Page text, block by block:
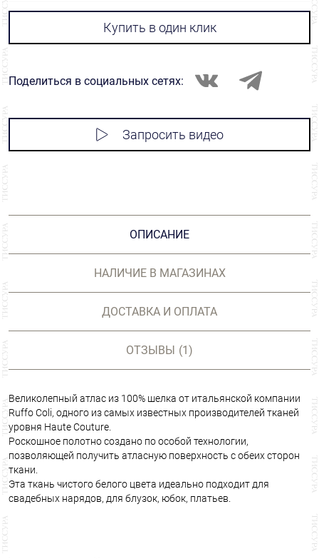
Купить в один клик
Поделиться в социальных сетях:
Запросить видео
ОПИСАНИЕ
НАЛИЧИЕ В МАГАЗИНАХ
ДОСТАВКА И ОПЛАТА
ОТЗЫВЫ (1)
Великолепный атлас из 100% шелка от итальянской компании
Ruffo Coli, одного из самых известных производителей тканей
уровня Haute Couture.
Роскошное полотно создано по особой технологии,
позволяющей получить атласную поверхность с обеих сторон
ткани.
Эта ткань чистого белого цвета идеально подходит для
свадебных нарядов, для блузок, юбок, платьев.